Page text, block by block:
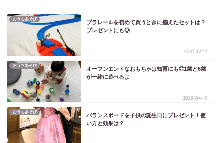
おうちあそび
プラレールを初めて買うときに揃えたセットは？
プレゼントにも◎
2023-12-13
おうちあそび
オープンエンドなおもちゃは知育にも◎1歳と6歳
が一緒に遊べるよ
2023-04-19
おうちあそび
バランスボードを子供の誕生日にプレゼント！使
い方と効果は？